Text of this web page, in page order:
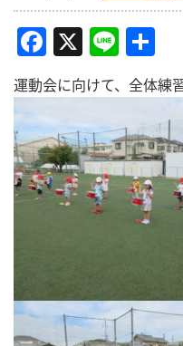
Facebook
X Line
有
運動会に向けて、全体